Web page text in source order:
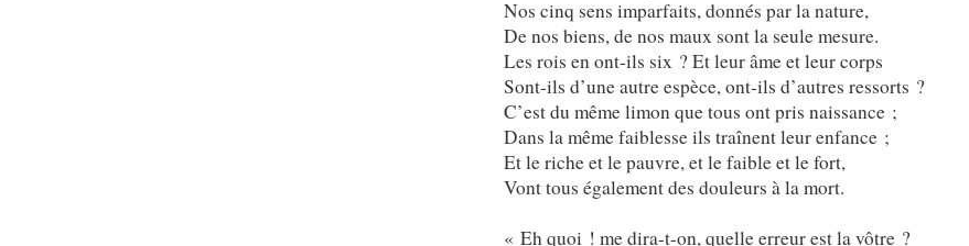
Nos cinq sens imparfaits, donnés par la nature,
De nos biens, de nos maux sont la seule mesure.
Les rois en ont-ils six ? Et leur âme et leur corps
Sont-ils d’une autre espèce, ont-ils d’autres ressorts ?
C’est du même limon que tous ont pris naissance ;
Dans la même faiblesse ils traînent leur enfance ;
Et le riche et le pauvre, et le faible et le fort,
Vont tous également des douleurs à la mort.
« Eh quoi ! me dira-t-on, quelle erreur est la vôtre ?